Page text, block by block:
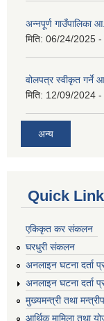
अन्नपूर्ण
मिति: 06/24/2025 -
वोलपत्र स्वीकृत गर्ने
मिति: 12/09/2024 -
अन्य
Quick
एकिकृत कर संकलन
घरधुरी संकलन
अनलाइन घटना दर्ता
अनलाइन घटना दर्ता
मुख्यमन्त्री तथा
आर्थिक मामिला तथा